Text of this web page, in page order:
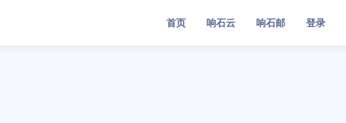
首页 响石云 响石邮 登录